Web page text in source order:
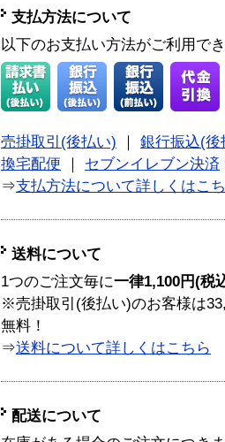
支払方法について
以下のお支払い方法がご利用で
売掛取引(後払い)
銀行振込(後
換宅配便
セブンイレブン決済
⇒支払方法について詳しくはこ
送料について
1つのご注文毎に一律1,100円(税
※売掛取引(後払い)のお客様は
無料！
⇒送料について詳しくはこちら
配送について